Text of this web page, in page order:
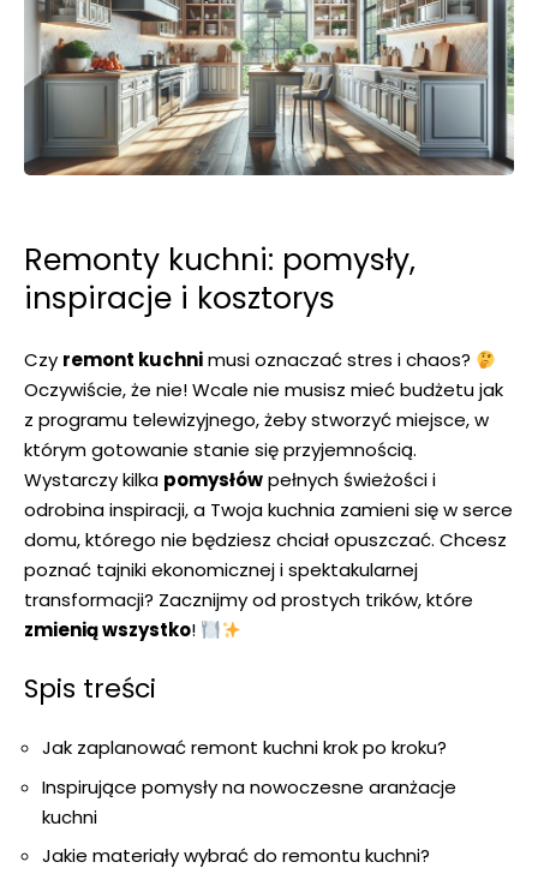
Remonty kuchni: ‍pomysły,
inspiracje i‍ kosztorys
Czy remont kuchnimusi oznaczać stres i chaos? ‍
Oczywiście, że nie! Wcale nie musisz mieć budżetu jak
z‌ programu telewizyjnego, żeby stworzyć miejsce, w
którym gotowanie​ stanie się przyjemnością.
Wystarczy kilka‌ pomysłówpełnych świeżości i
odrobina inspiracji, a Twoja kuchnia zamieni się ‌w serce
domu, którego nie będziesz​ chciał opuszczać. Chcesz ​
poznać ​tajniki ekonomicznej i spektakularnej
transformacji? Zacznijmy ⁢od prostych ‍trików, które‍
zmienią wszystko!
Spis treści
Jak zaplanować remont kuchni krok po kroku?
Inspirujące pomysły na nowoczesne aranżacje
kuchni
Jakie materiały wybrać do remontu kuchni?